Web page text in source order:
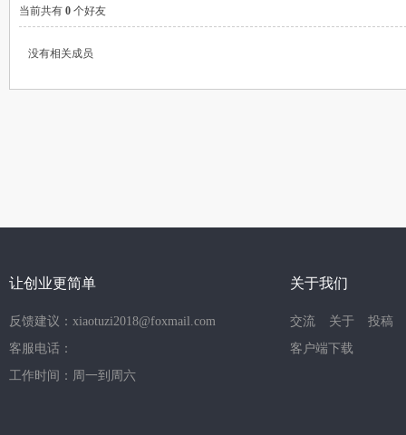
当前共有 0 个好友
没有相关成员
让创业更简单
反馈建议：xiaotuzi2018@foxmail.com
客服电话：
工作时间：周一到周六
关于我们
交流 关于
投稿
客户端下载